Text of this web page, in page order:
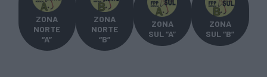
ZONA
NORTE
“A”
ZONA
NORTE
“B”
ZONA
SUL “A”
ZONA
SUL “B”